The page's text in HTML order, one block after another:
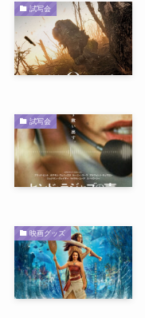
試写会
試写会
映画グッズ